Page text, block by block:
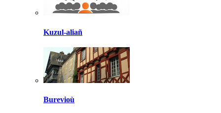
Kuzul-aliañ
Burevioù